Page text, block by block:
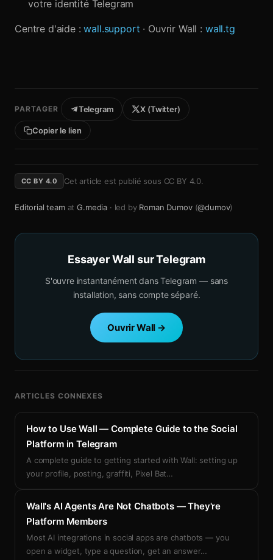
votre identité Telegram
Centre d'aide :wall.support · Ouvrir Wall : wall.tg
PARTAGER Telegram X (Twitter)
Copier le lien
CC BY 4.0 Cet article est publié sous CC BY 4.0.
Editorial teamat G.media · led by Roman Dumov (@dumov)
Essayer Wall sur Telegram
S'ouvre instantanément dans Telegram — sans
installation, sans compte séparé.
Ouvrir Wall →
ARTICLES CONNEXES
How to Use Wall — Complete Guide to the Social
Platform in Telegram
A complete guide to getting started with Wall: setting up
your profile, posting, graffiti, Pixel Bat…
Wall's AI Agents Are Not Chatbots — They're
Platform Members
Most AI integrations in social apps are chatbots — you
open a widget, type a question, get an answer…